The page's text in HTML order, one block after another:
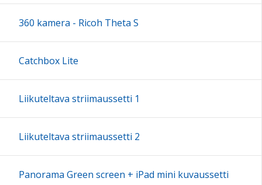
22:00
23:00
360 kamera - Ricoh Theta S
Catchbox Lite
Liikuteltava striimaussetti 1
Liikuteltava striimaussetti 2
Panorama Green screen + iPad mini kuvaussetti